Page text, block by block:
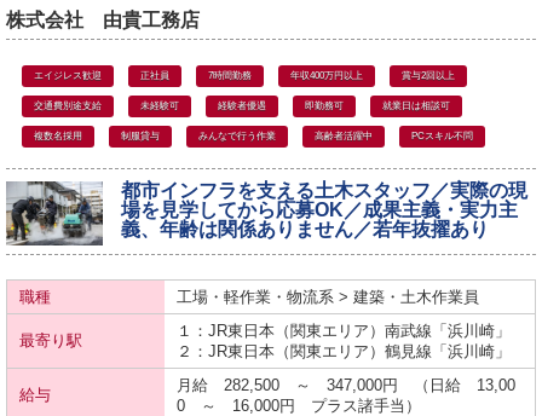
株式会社 由貴工務店
エイジレス歓迎 正社員 7時間勤務 年収400万円以上 賞与2回以上
交通費別途支給 未経験可 経験者優遇 即勤務可 就業日は相談可
複数名採用 制服貸与 みんなで行う作業 高齢者活躍中 PCスキル不問
都市インフラを支える土木スタッフ／実際の現
場を見学してから応募OK／成果主義・実力主
義、年齢は関係ありません／若年抜擢あり
職種 工場・軽作業・物流系 > 建築・土木作業員
最寄り駅
１：JR東日本（関東エリア） 南武線 「浜川崎」
２：JR東日本（関東エリア） 鶴見線 「浜川崎」
給与
月給 282,500 ～ 347,000円 （日給 13,00
0 ～ 16,000円 プラス諸手当）